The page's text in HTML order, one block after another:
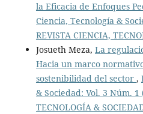
la Eficacia de Enfoques
Ciencia, Tecnología &
REVISTA CIENCIA,
Josueth Meza, La
Hacia un marco
sostenibilidad del sector ,
& Sociedad: Vol. 3 Núm. 1
TECNOLOGÍA &